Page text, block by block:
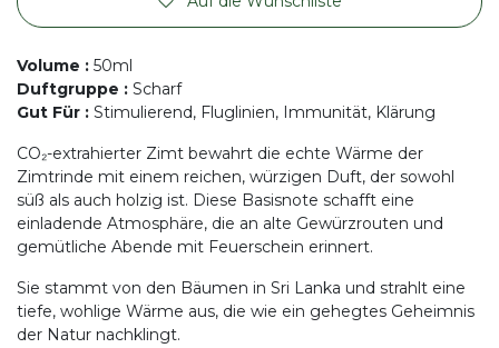
Volume : 50ml
Duftgruppe : Scharf
Gut Für : Stimulierend, Fluglinien, Immunität, Klärung
CO₂-extrahierter Zimt bewahrt die echte Wärme der
Zimtrinde mit einem reichen, würzigen Duft, der sowohl
süß als auch holzig ist. Diese Basisnote schafft eine
einladende Atmosphäre, die an alte Gewürzrouten und
gemütliche Abende mit Feuerschein erinnert.
Sie stammt von den Bäumen in Sri Lanka und strahlt eine
tiefe, wohlige Wärme aus, die wie ein gehegtes Geheimnis
der Natur nachklingt.